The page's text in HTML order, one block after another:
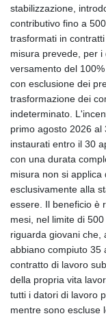
stabilizzazione,
contributivo fino a
trasformati in
misura prevede, per
versamento del
con esclusione dei
trasformazione dei
indeterminato.
primo agosto 2026
instaurati entro il 30
con una durata
misura non si
esclusivamente alla
essere. Il beneficio è
mesi, nel limite di
riguarda giovani che,
abbiano compiuto 35
contratto di lavoro
della propria vita
tutti i datori di lavoro
mentre sono escluse